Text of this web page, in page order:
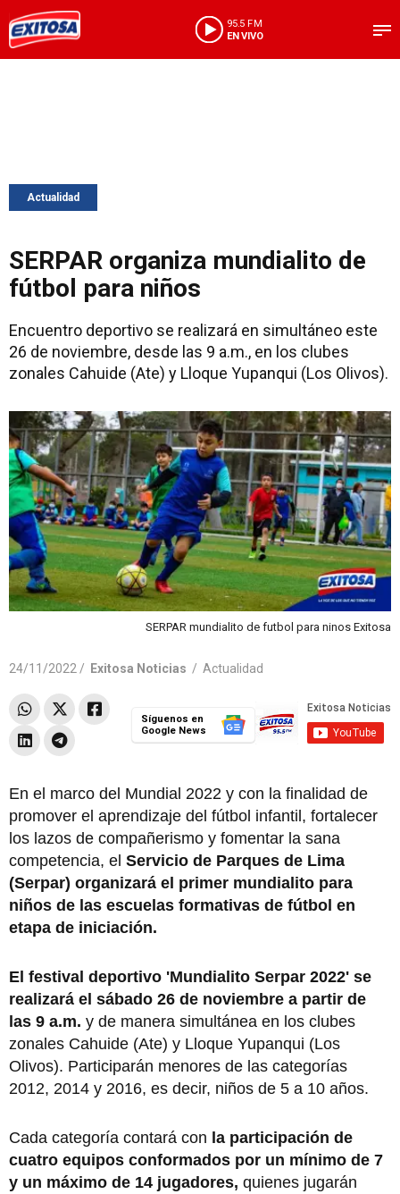
95.5 FM
EN VIVO
Actualidad
SERPAR organiza mundialito de
fútbol para niños
Encuentro deportivo se realizará en simultáneo este
26 de noviembre, desde las 9 a.m., en los clubes
zonales Cahuide (Ate) y Lloque Yupanqui (Los Olivos).
SERPAR mundialito de futbol para ninos Exitosa
24/11/2022 / Exitosa Noticias / Actualidad
Síguenos en
Google News
En el marco del Mundial 2022 y con la finalidad de
promover el aprendizaje del fútbol infantil, fortalecer
los lazos de compañerismo y fomentar la sana
competencia, el Servicio de Parques de Lima
(Serpar) organizará el primer mundialito para
niños de las escuelas formativas de fútbol en
etapa de iniciación.
El festival deportivo 'Mundialito Serpar 2022' se
realizará el sábado 26 de noviembre a partir de
las 9 a.m. y de manera simultánea en los clubes
zonales Cahuide (Ate) y Lloque Yupanqui (Los
Olivos). Participarán menores de las categorías
2012, 2014 y 2016, es decir, niños de 5 a 10 años.
Cada categoría contará con la participación de
cuatro equipos conformados por un mínimo de 7
y un máximo de 14 jugadores, quienes jugarán